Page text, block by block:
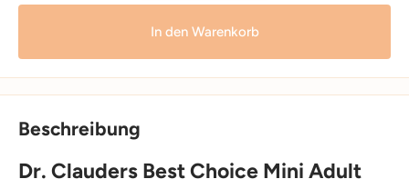
In den Warenkorb
Beschreibung
Dr. Clauders Best Choice Mini Adult